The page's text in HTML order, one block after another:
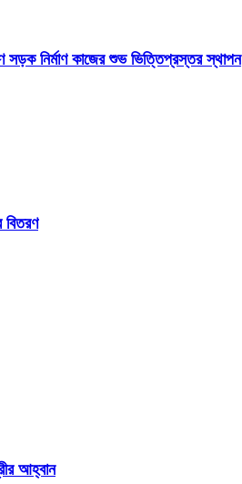
সড়ক নির্মাণ কাজের শুভ ভিত্তিপ্রস্তর স্থাপন
বিতরণ
আহ্বান